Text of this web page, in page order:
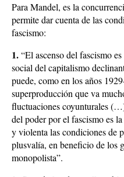
Para Mandel, es la
permite dar cuenta de las
fascismo:
1.“El ascenso del fascismo
social del capitalismo
puede, como en los años
superproducción que va
fluctuaciones coyunturales
del poder por el fascismo es
y violenta las condiciones de
plusvalía, en beneficio de los
monopolista”.